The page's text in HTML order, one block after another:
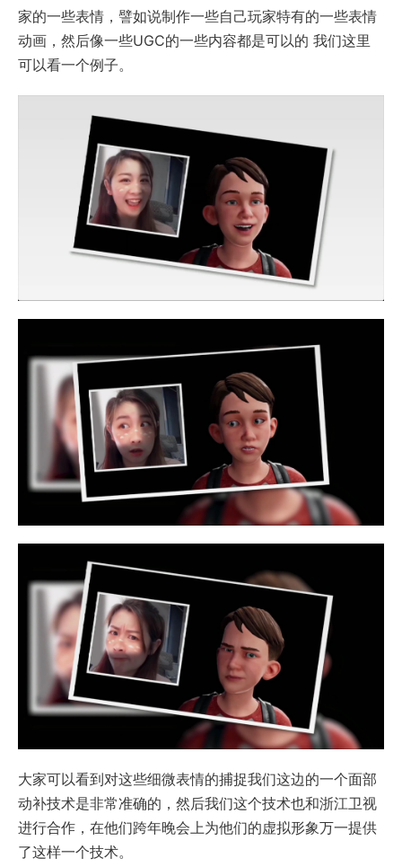
家的一些表情，譬如说制作一些自己玩家特有的一些表情
动画，然后像一些UGC的一些内容都是可以的 我们这里
可以看一个例子。
大家可以看到对这些细微表情的捕捉我们这边的一个面部
动补技术是非常准确的，然后我们这个技术也和浙江卫视
进行合作，在他们跨年晚会上为他们的虚拟形象万一提供
了这样一个技术。